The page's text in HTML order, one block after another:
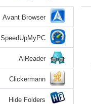
Avant Browser
SpeedUpMyPC
AlReader
Clickermann
Hide Folders